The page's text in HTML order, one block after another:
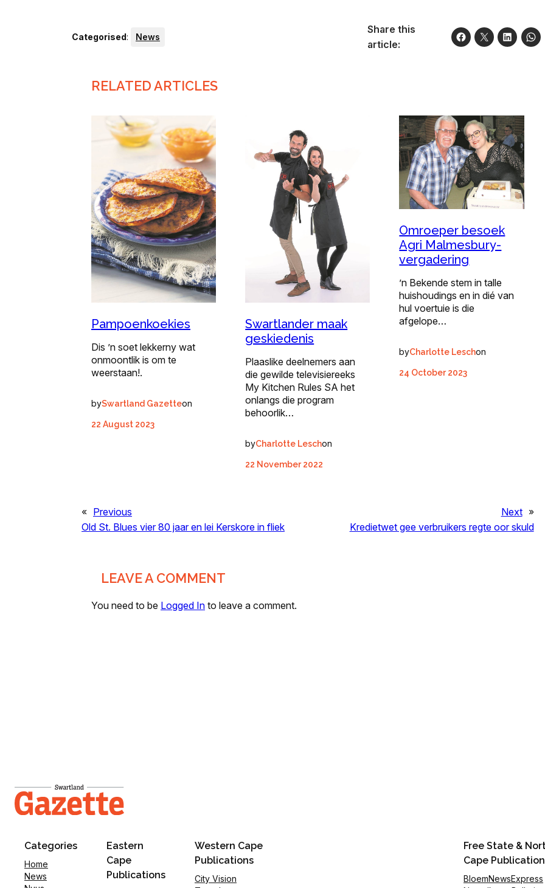
Categorised : News
Share this
article:
RELATED ARTICLES
Pampoenkoekies
Dis ’n soet lekkerny wat
onmoontlik is om te
weerstaan!.
bySwartland Gazetteon
22 August 2023
Swartlander maak
geskiedenis
Plaaslike deelnemers aan
die gewilde televisiereeks
My Kitchen Rules SA het
onlangs die program
behoorlik…
byCharlotte Leschon
22 November 2022
Omroeper besoek
Agri Malmesbury-
vergadering
’n Bekende stem in talle
huishoudings en in dié van
hul voertuie is die
afgelope…
byCharlotte Leschon
24 October 2023
« Previous
Old St. Blues vier 80 jaar en lei Kerskore in fliek
Next »
Kredietwet gee verbruikers regte oor skuld
LEAVE A COMMENT
You need to be Logged In to leave a comment.
Categories
Home
News
Eastern
Cape
Publications
Western Cape
Publications
City Vision
Free State &
Cape
BloemNewsExpress